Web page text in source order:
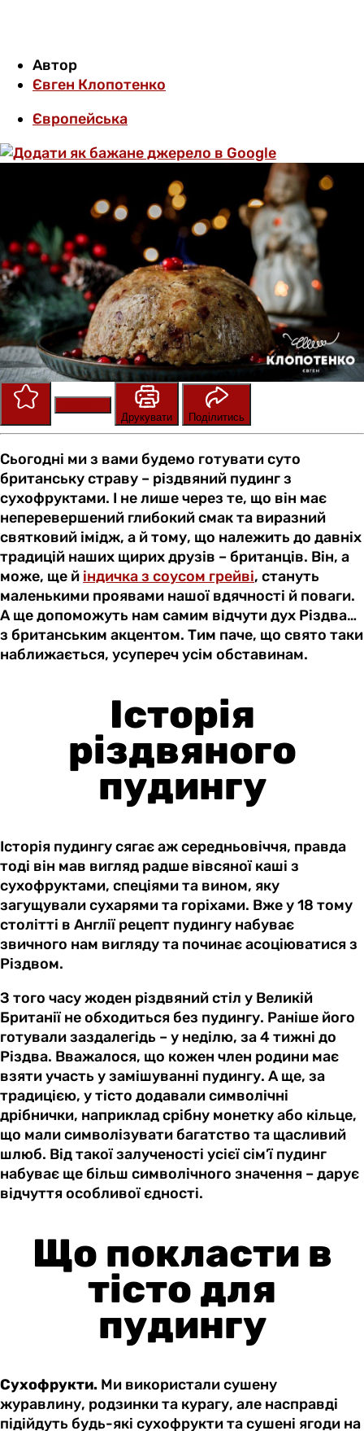
Автор
Євген Клопотенко
Європейська
Друкувати
Поділитись
Сьогодні ми з вами будемо готувати суто
британську страву – різдвяний пудинг з
сухофруктами. І не лише через те, що він має
неперевершений глибокий смак та виразний
святковий імідж, а й тому, що належить до давніх
традицій наших щирих друзів – британців. Він, а
може, ще й індичка з соусом грейві, стануть
маленькими проявами нашої вдячності й поваги.
А ще допоможуть нам самим відчути дух Різдва…
з британським акцентом. Тим паче, що свято таки
наближається, усупереч усім обставинам.
Історія
різдвяного
пудингу
Історія пудингу сягає аж середньовіччя, правда
тоді він мав вигляд радше вівсяної каші з
сухофруктами, спеціями та вином, яку
загущували сухарями та горіхами. Вже у 18 тому
столітті в Англії рецепт пудингу набуває
звичного нам вигляду та починає асоціюватися з
Різдвом.
З того часу жоден різдвяний стіл у Великій
Британії не обходиться без пудингу. Раніше його
готували заздалегідь – у неділю, за 4 тижні до
Різдва. Вважалося, що кожен член родини має
взяти участь у замішуванні пудингу. А ще, за
традицією, у тісто додавали символічні
дрібнички, наприклад срібну монетку або кільце,
що мали символізувати багатство та щасливий
шлюб. Від такої залученості усієї сім’ї пудинг
набуває ще більш символічного значення – дарує
відчуття особливої єдності.
Що покласти в
тісто для
пудингу
Сухофрукти. Ми використали сушену
журавлину, родзинки та курагу, але насправді
підійдуть будь-які сухофрукти та сушені ягоди на